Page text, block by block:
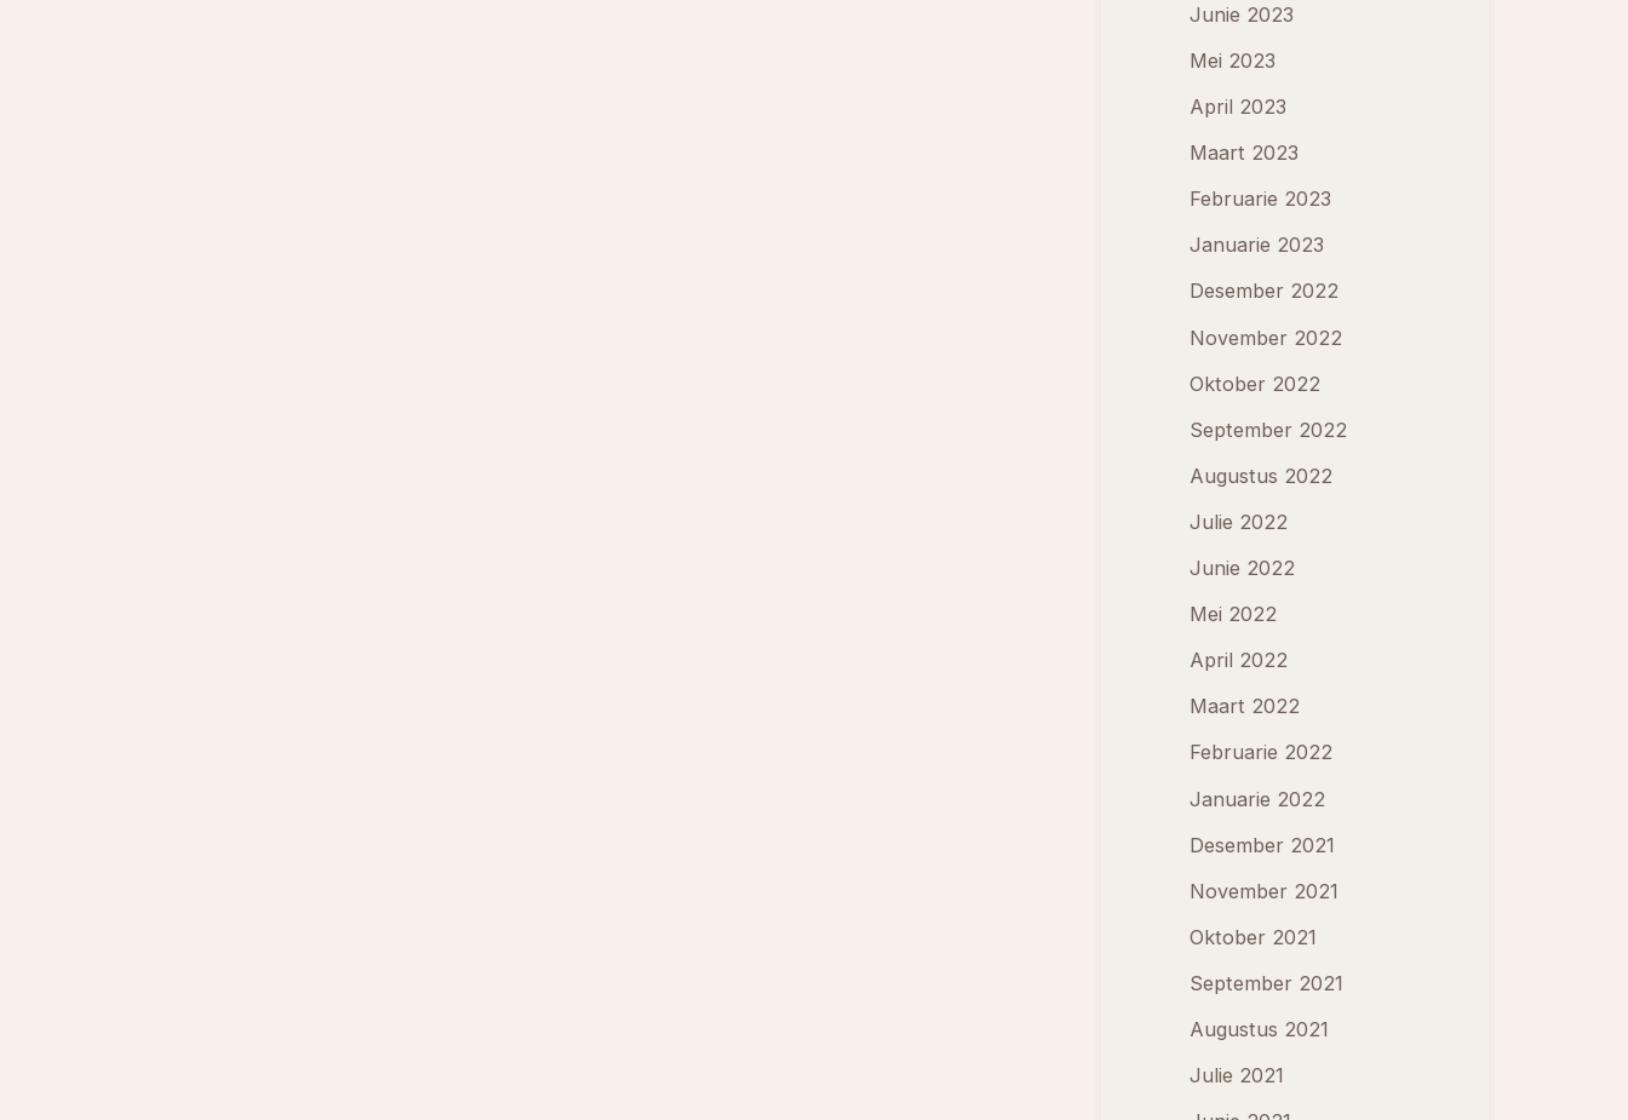
Junie 2023
Mei 2023
April 2023
Maart 2023
Februarie 2023
Januarie 2023
Desember 2022
November 2022
Oktober 2022
September 2022
Augustus 2022
Julie 2022
Junie 2022
Mei 2022
April 2022
Maart 2022
Februarie 2022
Januarie 2022
Desember 2021
November 2021
Oktober 2021
September 2021
Augustus 2021
Julie 2021